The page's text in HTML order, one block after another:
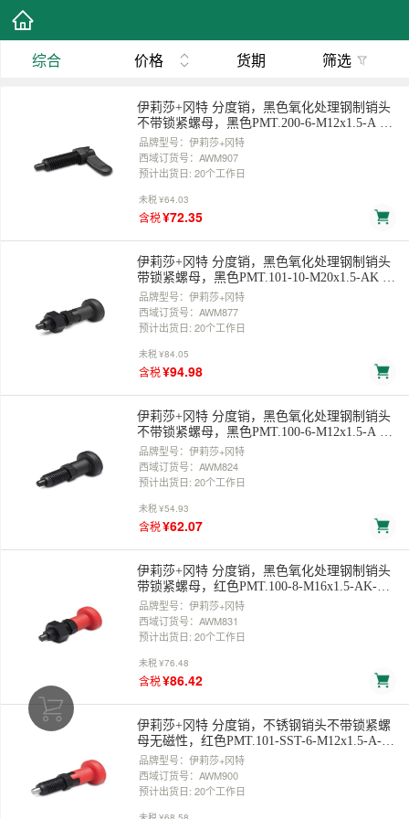
综合 价格 货期 筛选
伊莉莎+冈特 分度销，黑色氧化处理钢制销头
不带锁紧螺母，黑色PMT.200-6-M12x1.5-A 售
卖规格：1个
品牌型号：伊莉莎+冈特
西域订货号：AWM907
预计出货日: 20个工作日
未税¥64.03
含税¥72.35
伊莉莎+冈特 分度销，黑色氧化处理钢制销头
带锁紧螺母，黑色PMT.101-10-M20x1.5-AK 售
卖规格：1个
品牌型号：伊莉莎+冈特
西域订货号：AWM877
预计出货日: 20个工作日
未税¥84.05
含税¥94.98
伊莉莎+冈特 分度销，黑色氧化处理钢制销头
不带锁紧螺母，黑色PMT.100-6-M12x1.5-A 售
卖规格：1个
品牌型号：伊莉莎+冈特
西域订货号：AWM824
预计出货日: 20个工作日
未税¥54.93
含税¥62.07
伊莉莎+冈特 分度销，黑色氧化处理钢制销头
带锁紧螺母，红色PMT.100-8-M16x1.5-AK-C6
售卖规格：1个
品牌型号：伊莉莎+冈特
西域订货号：AWM831
预计出货日: 20个工作日
未税¥76.48
含税¥86.42
伊莉莎+冈特 分度销，不锈钢销头不带锁紧螺
母无磁性，红色PMT.101-SST-6-M12x1.5-A-C6
售卖规格：1个
品牌型号：伊莉莎+冈特
西域订货号：AWM900
预计出货日: 20个工作日